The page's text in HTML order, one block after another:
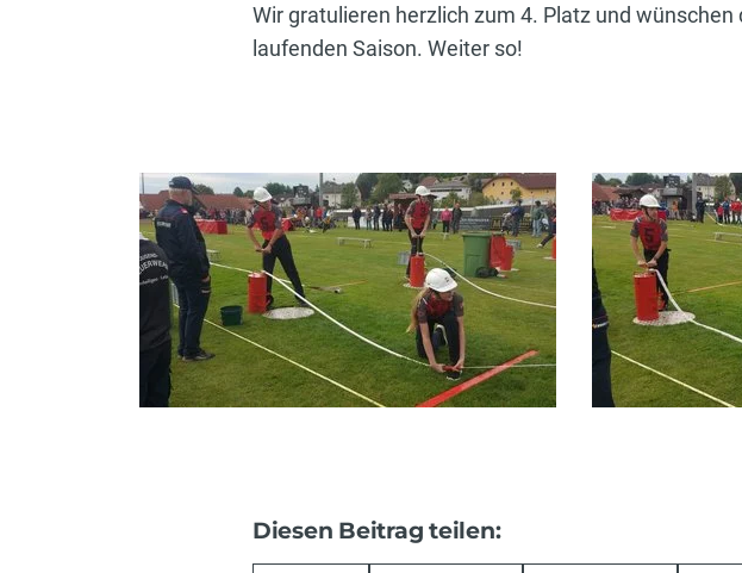
Wir gratulieren herzlich zum 4. Platz und
laufenden Saison. Weiter so!
Diesen Beitrag teilen: